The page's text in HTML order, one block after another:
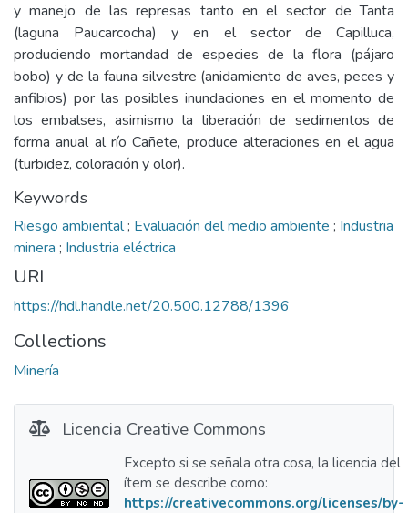
y manejo de las represas tanto en el sector de Tanta
(laguna Paucarcocha) y en el sector de Capilluca,
produciendo mortandad de especies de la flora (pájaro
bobo) y de la fauna silvestre (anidamiento de aves, peces y
anfibios) por las posibles inundaciones en el momento de
los embalses, asimismo la liberación de sedimentos de
forma anual al río Cañete, produce alteraciones en el agua
(turbidez, coloración y olor).
Keywords
Riesgo ambiental; Evaluación del medio ambiente ; Industria
minera ; Industria eléctrica
URI
https://hdl.handle.net/20.500.12788/1396
Collections
Minería
Licencia Creative Commons
Excepto si se señala otra cosa, la licencia del
ítem se describe como:
https://creativecommons.org/licenses/by-